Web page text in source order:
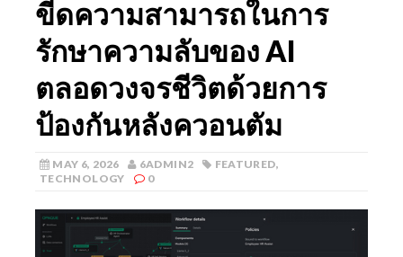
ขีดความสามารถในการ
รักษาความลับของ AI
ตลอดวงจรชีวิตด้วยการ
ป้องกันหลังควอนตัม
MAY 6, 2026 6ADMIN2 FEATURED,
TECHNOLOGY
0